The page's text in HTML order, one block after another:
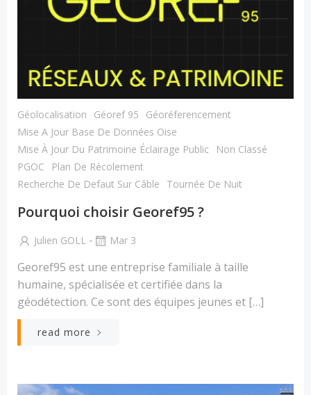
Géolocalisation Géoref 95
Géoréferencement
Mise A Jour Base De Données Oise
Mise À Jour Du Patrimoine Éclairage Public
Non Classé
PGOC
Plan De Récolement
Recherche De Defaut Sur Câble
Tournée De Nuit
Pourquoi choisir Georef95 ?
Julien GOLL - Mar 3
Georef95 est une entreprise familiale à taille
humaine, spécialisée et certifiée dans la
géodétection. Ce sont des équipes jeunes et […]
read more